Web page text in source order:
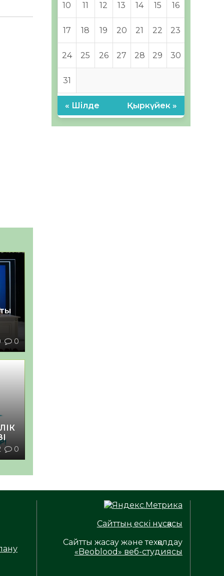
0
0
10 11 12 13 14 15 16
17 18 19 20 21 22 23
24 25 26 27 28 29 30
31
« Шілде Қыркүйек »
Сайттың ескі нұсқасы
Сайтты жасау және техқолдау
«Beoblood» веб-студиясы